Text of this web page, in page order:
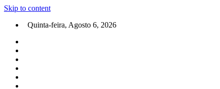
Skip to content
Quinta-feira, Agosto 6, 2026